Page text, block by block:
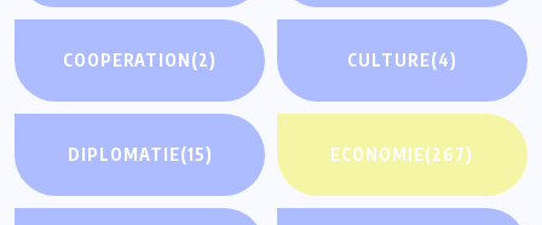
COOPERATION(2) CULTURE(4)
DIPLOMATIE(15) ECONOMIE(267)